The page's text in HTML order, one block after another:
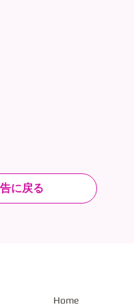
に戻る
​Home